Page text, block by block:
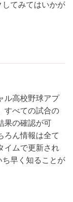
てみてはいかが
ル高校野球アプ
すべての試合の
果の確認が可
ろん情報は全て
イムで更新され
ち早く知ることが